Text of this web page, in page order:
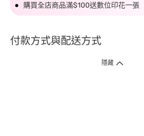
購買全店商品滿$100送數位印花一張
付款方式與配送方式
隱藏